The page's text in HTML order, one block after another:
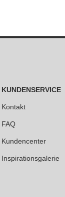
KUNDENSERVICE
Kontakt
FAQ
Kundencenter
Inspirationsgalerie